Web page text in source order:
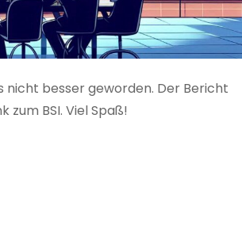
nicht besser geworden. Der Bericht
zum BSI. Viel Spaß!